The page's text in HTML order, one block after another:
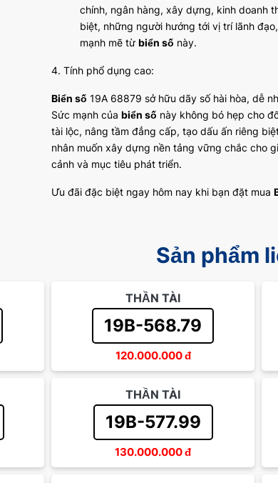
chính, ngân hàng, xây dựng, kinh doanh
biệt, những người hướng tới vị trí lãnh
mạnh mẽ từ biển số này.
4. Tính phổ dụng cao:
Biển số 19A 68879 sở hữu dãy số hài hòa, dễ
Sức mạnh của biển số này không bó hẹp cho
tài lộc, nâng tầm đẳng cấp, tạo dấu ấn riêng
nhân muốn xây dựng nền tảng vững chắc cho
cảnh và mục tiêu phát triển.
Ưu đãi đặc biệt ngay hôm nay khi bạn đặt mua
Sản phẩm
THẦN TÀI
19B-568.79
120.000.000đ
THẦN TÀI
19B-577.99
130.000.000đ